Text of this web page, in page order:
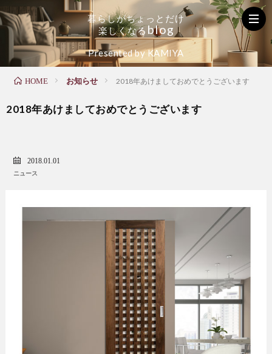
暮らしがちょ っ と だけ
楽しくなる blog
Presented by KAMIYA
ら
ち
お
家
テ
ナ
ン
ス
た
HOME お知らせ 2018年あけましておめでとうございます
2018年あけましておめでとうございます
2018.01.01
ニュース